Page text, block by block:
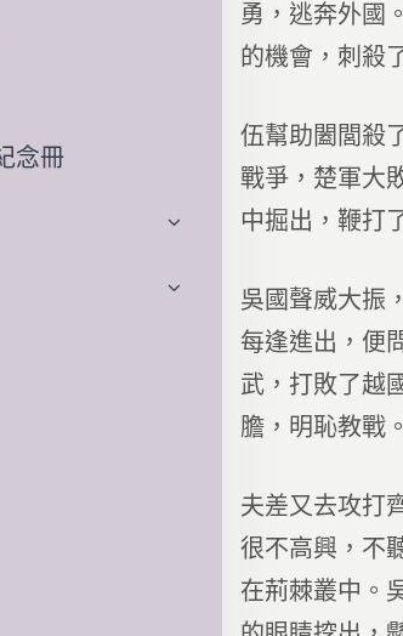
念冊
勇，逃奔外國
的機會，刺殺
伍幫助闔閭殺
戰爭，楚軍大
中掘出，鞭打
吳國聲威大振
每逢進出，便
武，打敗了越
膽，明恥教戰。
夫差又去攻打
很不高興，不
在荊棘叢中。